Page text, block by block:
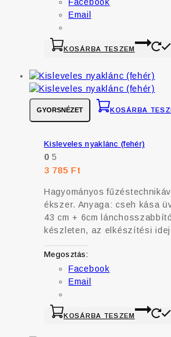
Facebook
Email
KOSÁRBA TESZEM
GYORSNÉZET KOSÁRBA
Kisleveles nyaklánc (fehér)
0 5
3 785 Ft
Hagyományos
ékszer. Anyaga: cseh kása
43 cm + 6cm
készleten, az elkészítési
Megosztás:
Facebook
Email
KOSÁRBA TESZEM